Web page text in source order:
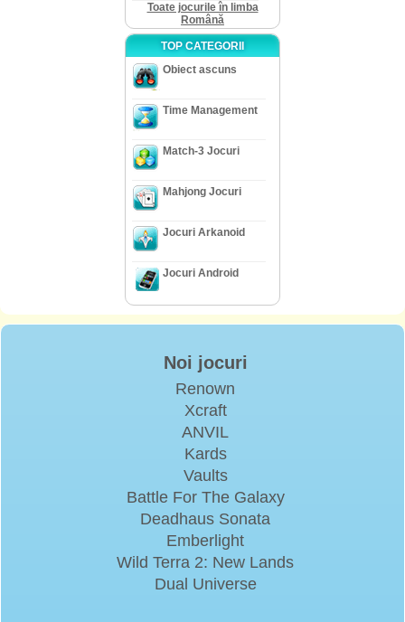
Toate jocurile în limba
Română
TOP CATEGORII
Obiect ascuns
Time Management
Match-3 Jocuri
Mahjong Jocuri
Jocuri Arkanoid
Jocuri Android
Noi jocuri
Renown
Xcraft
ANVIL
Kards
Vaults
Battle For The Galaxy
Deadhaus Sonata
Emberlight
Wild Terra 2: New Lands
Dual Universe